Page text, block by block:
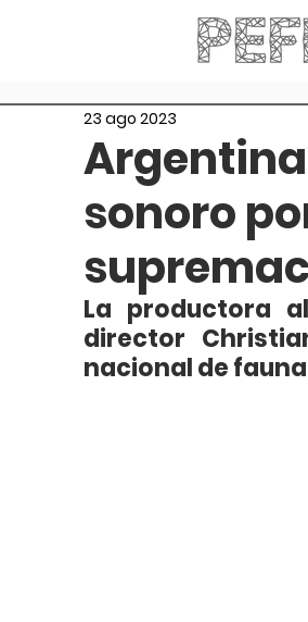
sonoro
23 ago 2023
La productora
director
nacional de